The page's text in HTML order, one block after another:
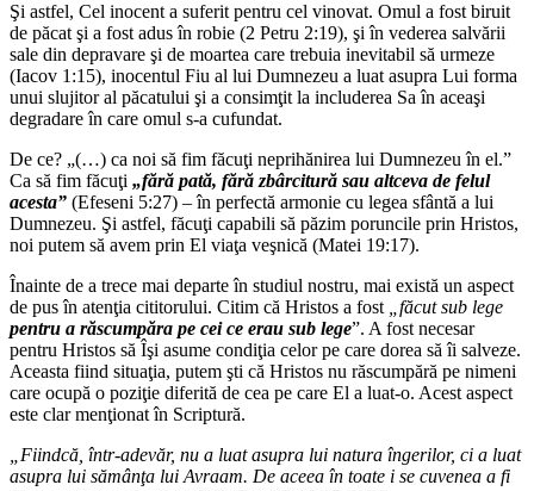
Şi astfel, Cel inocent a suferit pentru cel vinovat. Omul a fost biruit
de păcat şi a fost adus în robie (2 Petru 2:19), şi în vederea salvării
sale din depravare şi de moartea care trebuia inevitabil să urmeze
(Iacov 1:15), inocentul Fiu al lui Dumnezeu a luat asupra Lui forma
unui slujitor al păcatului şi a consimţit la includerea Sa în aceaşi
degradare în care omul s-a cufundat.
De ce? „(…) ca noi să fim făcuţi neprihănirea lui Dumnezeu în el.”
Ca să fim făcuţi „fără pată, fără zbârcitură sau altceva de felul
acesta” (Efeseni 5:27) – în perfectă armonie cu legea sfântă a lui
Dumnezeu. Şi astfel, făcuţi capabili să păzim poruncile prin Hristos,
noi putem să avem prin El viaţa veşnică (Matei 19:17).
Înainte de a trece mai departe în studiul nostru, mai există un aspect
de pus în atenţia cititorului. Citim că Hristos a fost „făcut sub lege
pentru a răscumpăra pe cei ce erau sub lege”. A fost necesar
pentru Hristos să Îşi asume condiţia celor pe care dorea să îi salveze.
Aceasta fiind situaţia, putem şti că Hristos nu răscumpără pe nimeni
care ocupă o poziţie diferită de cea pe care El a luat-o. Acest aspect
este clar menţionat în Scriptură.
„Fiindcă, într-adevăr, nu a luat asupra lui natura îngerilor, ci a luat
asupra lui sămânţa lui Avraam. De aceea în toate i se cuvenea a fi